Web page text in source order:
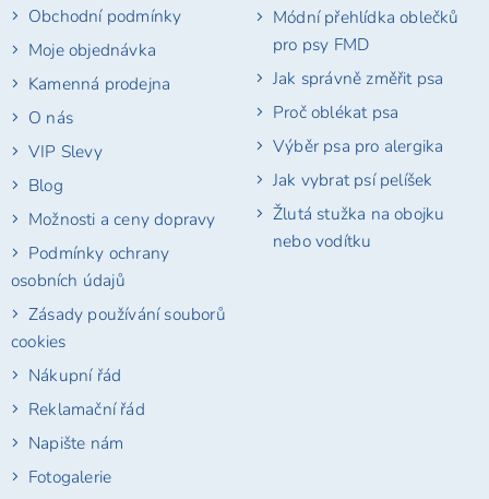
Obchodní podmínky
Moje objednávka
Kamenná prodejna
O nás
VIP Slevy
Blog
Možnosti a ceny dopravy
Podmínky ochrany
osobních údajů
Zásady používání souborů
cookies
Nákupní řád
Reklamační řád
Napište nám
Fotogalerie
Módní přehlídka oblečků
pro psy FMD
Jak správně změřit psa
Proč oblékat psa
Výběr psa pro alergika
Jak vybrat psí pelíšek
Žlutá stužka na obojku
nebo vodítku